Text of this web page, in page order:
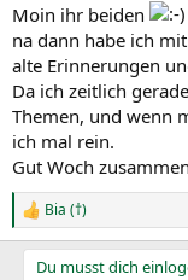
:
Moin ihr beiden
na dann habe ich
alte Erinnerungen
Da ich zeitlich
Themen, und wenn
ich mal rein.
Gut Woch
R
e
a
Bia (†)
Du musst dich